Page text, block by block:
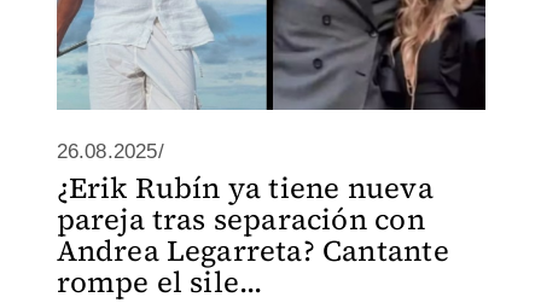
26.08.2025/
¿Erik Rubín ya tiene nueva
pareja tras separación con
Andrea Legarreta? Cantante
rompe el sile...